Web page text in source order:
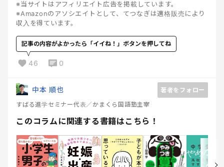
※当サイトはアフィリエイト広告を掲載しています。
※Amazonのアソシエイトとして、てつなぎは適格販売により
収入を得ています。
記事の内容がよかったら「イイね！」ボタンを押してね
46 0
中本 順也
著者をフォロー
すばる進学セミナー代表／かまくら国語塾主宰
このコラムに関連する書籍はこちら！